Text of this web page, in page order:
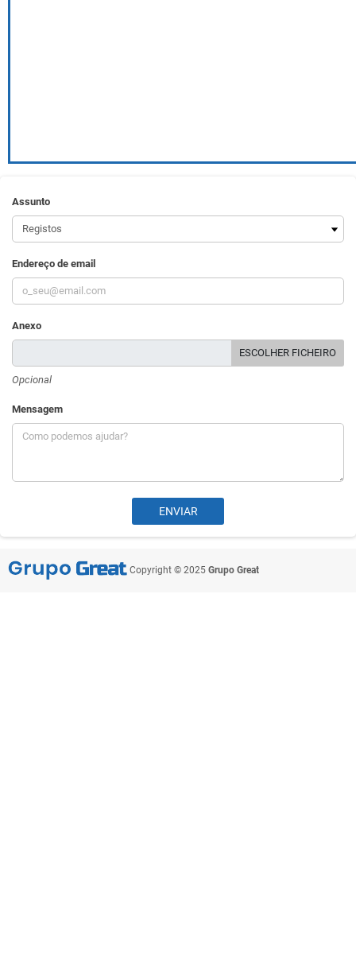
Assunto
Endereço de email
Anexo
ESCOLHER FICHEIRO
Opcional
Mensagem
Copyright © 2025 Grupo Great